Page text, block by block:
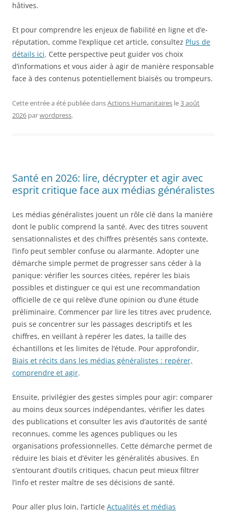
hâtives.
Et pour comprendre les enjeux de fiabilité en ligne et d’e-
réputation, comme l’explique cet article, consultez Plus de
détails ici. Cette perspective peut guider vos choix
d’informations et vous aider à agir de manière responsable
face à des contenus potentiellement biaisés ou trompeurs.
Cette entrée a été publiée dansActions Humanitaires le3 août
2026 parwordpress.
Santé en 2026: lire, décrypter et agir avec
esprit critique face aux médias généralistes
Les médias généralistes jouent un rôle clé dans la manière
dont le public comprend la santé. Avec des titres souvent
sensationnalistes et des chiffres présentés sans contexte,
l’info peut sembler confuse ou alarmante. Adopter une
démarche simple permet de progresser sans céder à la
panique: vérifier les sources citées, repérer les biais
possibles et distinguer ce qui est une recommandation
officielle de ce qui relève d’une opinion ou d’une étude
préliminaire. Commencer par lire les titres avec prudence,
puis se concentrer sur les passages descriptifs et les
chiffres, en veillant à repérer les dates, la taille des
échantillons et les limites de l’étude. Pour approfondir,
Biais et récits dans les médias généralistes : repérer,
comprendre et agir.
Ensuite, privilégier des gestes simples pour agir: comparer
au moins deux sources indépendantes, vérifier les dates
des publications et consulter les avis d’autorités de santé
reconnues, comme les agences publiques ou les
organisations professionnelles. Cette démarche permet de
réduire les biais et d’éviter les généralités abusives. En
s’entourant d’outils critiques, chacun peut mieux filtrer
l’info et rester maître de ses décisions de santé.
Pour aller plus loin, l’article Actualités et médias